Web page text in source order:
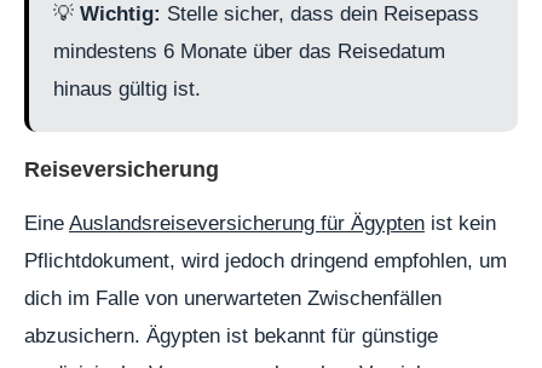
💡 Wichtig: Stelle sicher, dass dein Reisepass
mindestens 6 Monate über das Reisedatum
hinaus gültig ist.
Reiseversicherung
Eine Auslandsreiseversicherung für Ägypten ist kein
Pflichtdokument, wird jedoch dringend empfohlen, um
dich im Falle von unerwarteten Zwischenfällen
abzusichern. Ägypten ist bekannt für günstige